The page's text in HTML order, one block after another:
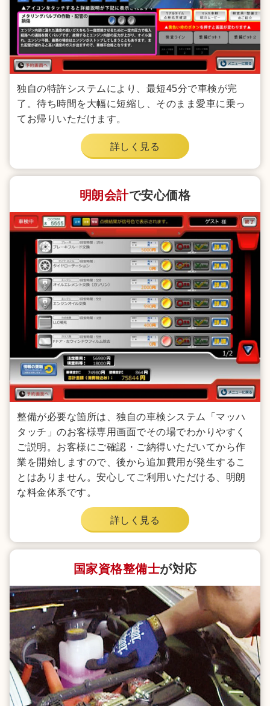
独自の特許システムにより、最短45分で車検が完
了。待ち時間を大幅に短縮し、そのまま愛車に乗っ
てお帰りいただけます。
詳しく見る
明朗会計で安心価格
整備が必要な箇所は、独自の車検システム「マッハ
タッチ」のお客様専用画面でその場でわかりやすく
ご説明。お客様にご確認・ご納得いただいてから作
業を開始しますので、後から追加費用が発生するこ
とはありません。安心してご利用いただける、明朗
な料金体系です。
詳しく見る
国家資格整備士が対応